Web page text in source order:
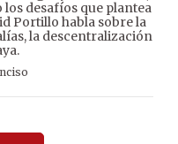
desafíos que plantea
Portillo habla sobre la
la descentralización